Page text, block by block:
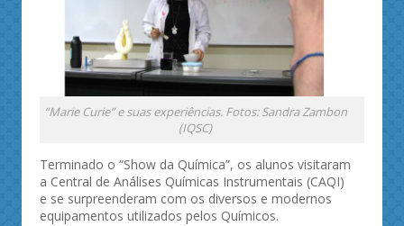
“Marie Curie” e suas experiências. Fotos: Sandra Zambon
(IQSC)
Terminado o “Show da Química”, os alunos visitaram
a Central de Análises Químicas Instrumentais (CAQI)
e se surpreenderam com os diversos e modernos
equipamentos utilizados pelos Químicos.